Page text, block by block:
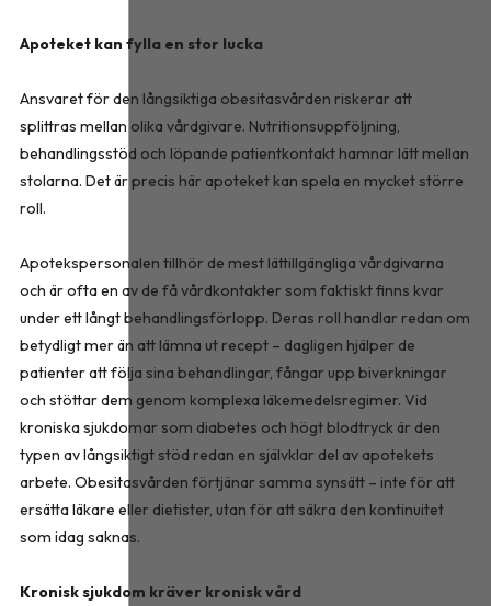
Apoteket kan fylla en stor lucka
Ansvaret för den långsiktiga obesitasvården riskerar att
splittras mellan olika vårdgivare. Nutritionsuppföljning,
behandlingsstöd och löpande patientkontakt hamnar lätt mellan
stolarna. Det är precis här apoteket kan spela en mycket större
roll.
Apotekspersonalen tillhör de mest lättillgängliga vårdgivarna
och är ofta en av de få vårdkontakter som faktiskt finns kvar
under ett långt behandlingsförlopp. Deras roll handlar redan om
betydligt mer än att lämna ut recept – dagligen hjälper de
patienter att följa sina behandlingar, fångar upp biverkningar
och stöttar dem genom komplexa läkemedelsregimer. Vid
kroniska sjukdomar som diabetes och högt blodtryck är den
typen av långsiktigt stöd redan en självklar del av apotekets
arbete. Obesitasvården förtjänar samma synsätt – inte för att
ersätta läkare eller dietister, utan för att säkra den kontinuitet
som idag saknas.
Kronisk sjukdom kräver kronisk vård